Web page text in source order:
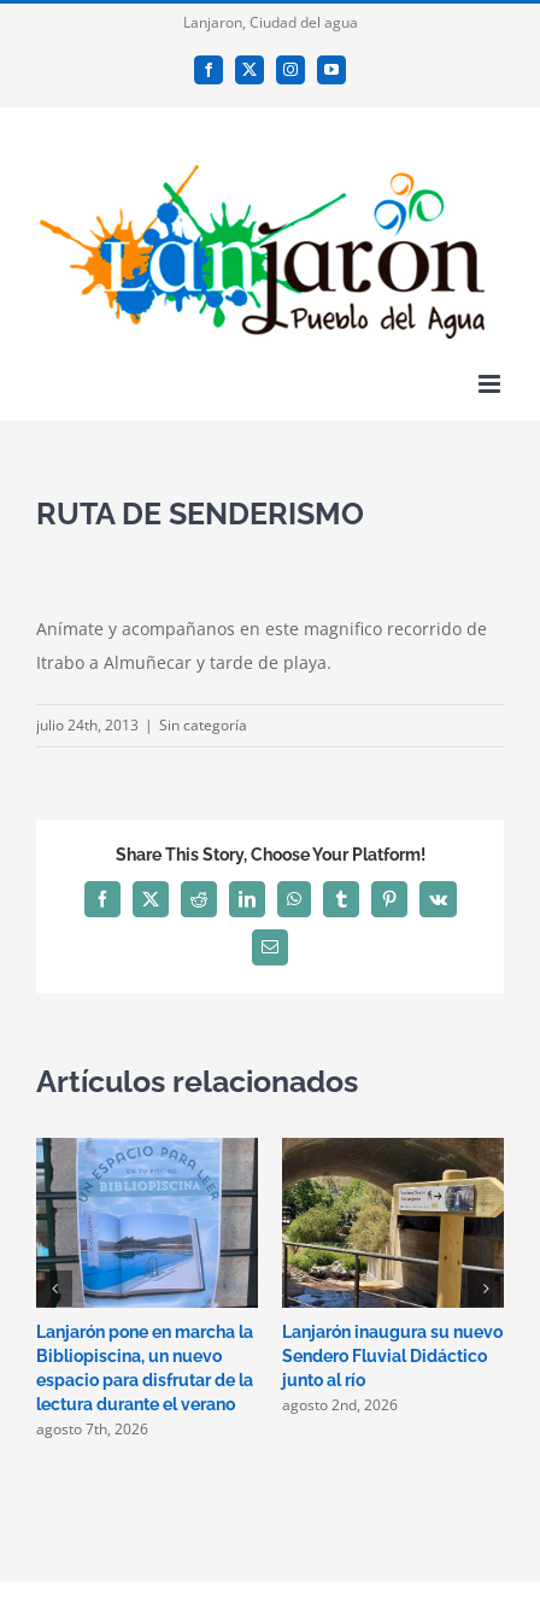
Lanjaron, Ciudad del agua
Facebook
X InstagramYouTube
RUTA DE SENDERISMO
Anímate y acompañanos en este magnifico recorrido de
Itrabo a Almuñecar y tarde de playa.
julio 24th, 2013 | Sin categoría
Share This Story, Choose Your Platform!
Facebook
X Reddit LinkedInWhatsAppTumblrPinterest
Vk
Correo
electrónico
Artículos relacionados
Lanjarón pone en marcha la
Bibliopiscina, un nuevo
espacio para disfrutar de la
lectura durante el verano
agosto 7th, 2026
Lanjarón inaugura su nuevo
Sendero Fluvial Didáctico
junto al río
agosto 2nd, 2026